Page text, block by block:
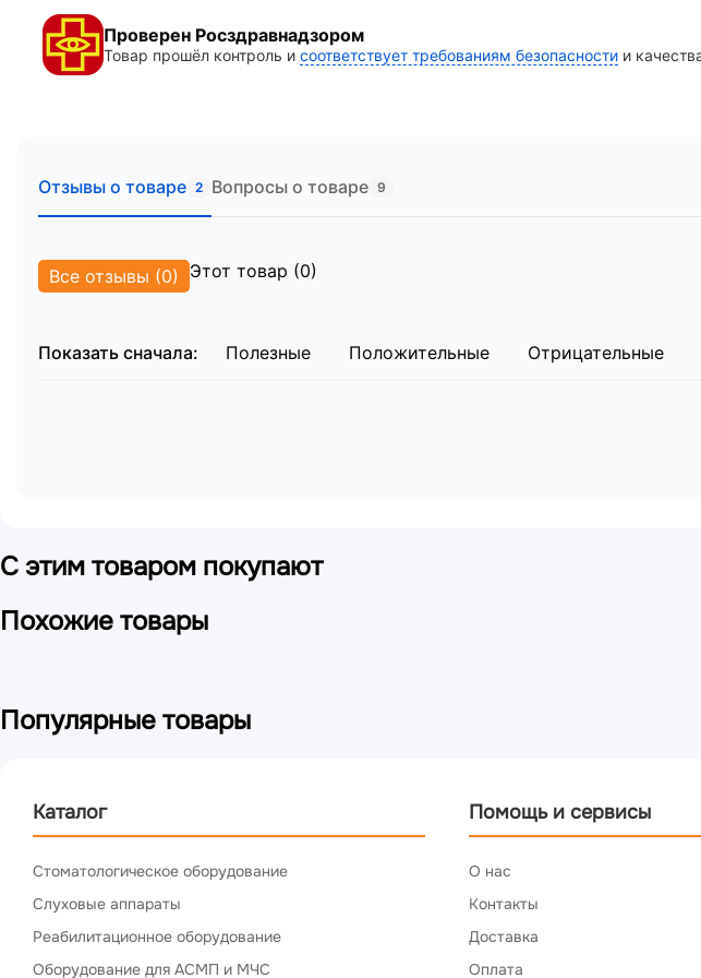
Преимущества модели Med-Mos (YQC-2R)
Высокая механическая прочность благодаря стальному
Комплектация
Ортопедический матрас с влагостойким чехлом.
Съемная трансфузионная (инфузионная) стойка.
Проверен Росздравнадзором
Товар прошёл контроль и соответствует требованиям безопасности и
Отзывы о товаре 2 Вопросы о товаре 9
Все отзывы (0) Этот товар (0)
Показать сначала: Полезные Положительные Отрицательные
С этим товаром покупают
Похожие товары
Популярные товары
Каталог
Стоматологическое оборудование
Слуховые аппараты
Реабилитационное оборудование
Оборудование для АСМП и МЧС
Помощь и сервисы
О нас
Контакты
Доставка
Оплата